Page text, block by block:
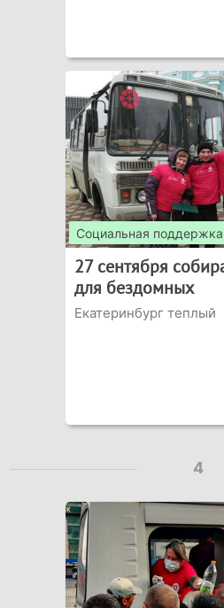
Социальная поддержка
27 сентября
для бездомных
Екатеринбург теплый
4